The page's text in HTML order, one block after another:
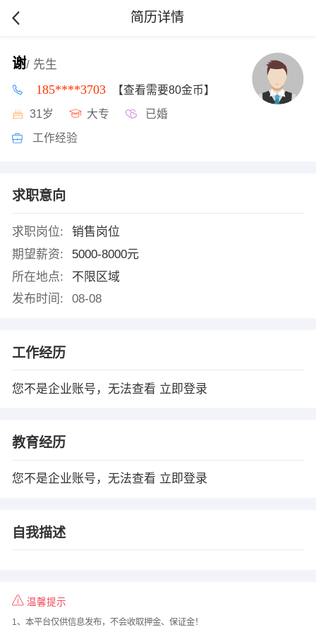
简历详情
谢/ 先生
185****3703 【查看需要80金币】
31岁 大专 已婚
工作经验
求职意向
求职岗位:
销售岗位
期望薪资:
5000-8000元
所在地点:
不限区域
发布时间:
08-08
工作经历
您不是企业账号，无法查看 立即登录
教育经历
您不是企业账号，无法查看 立即登录
自我描述
温馨提示
1、本平台仅供信息发布，不会收取押金、保证金！